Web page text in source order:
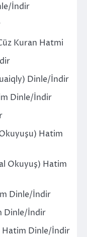
İndir
Kuran Hatmi
Dinle/İndir
Dinle/İndir
Hatim
Okuyuş) Hatim
Dinle/İndir
Dinle/İndir
Hatim Dinle/İndir